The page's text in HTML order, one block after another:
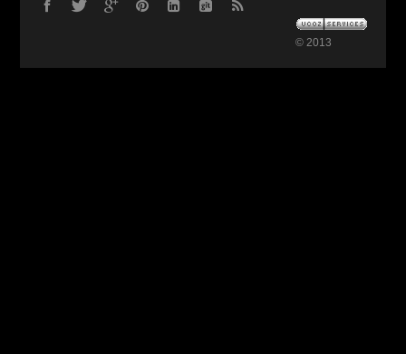
© 2013